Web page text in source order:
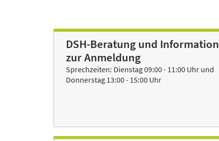
DSH-Beratung und Information
zur Anmeldung
Sprechzeiten: Dienstag 09:00 - 11:00 Uhr und
Donnerstag 13:00 - 15:00 Uhr